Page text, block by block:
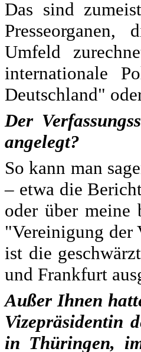
Das sind
Presseorganen,
Umfeld
internationale
Deutschland"
Der
angelegt?
So kann man
– etwa die
oder über
"Vereinigung der
ist die
und Frankfurt
Außer Ihnen
Vizepräsidentin
in Thüringen,